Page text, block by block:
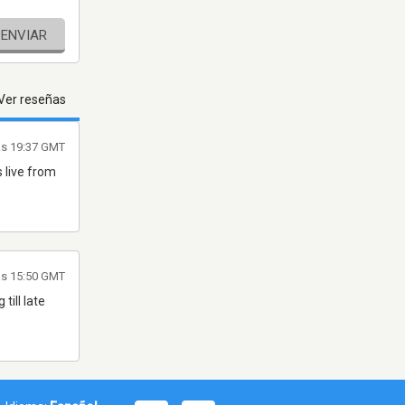
ENVIAR
reseñas
live from
19:37 GMT
till late
15:50 GMT